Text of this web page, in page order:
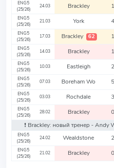
ENG5
(25/26)
24.03 Brackley 1
ENG5
(25/26)
21.03 York 4
ENG5
(25/26)
17.03 Brackley 62 1
ENG5
(25/26)
14.03 Brackley 1
ENG5
(25/26)
10.03 Eastleigh 2
ENG5
(25/26)
07.03 Boreham Wo 5
ENG5
(25/26)
03.03 Rochdale 3
ENG5
(25/26)
28.02 Brackley 0
❗️ Brackley: новый тренер - Andy
ENG5
(25/26)
24.02 Wealdstone 2
ENG5
(25/26)
21.02 Brackley 0